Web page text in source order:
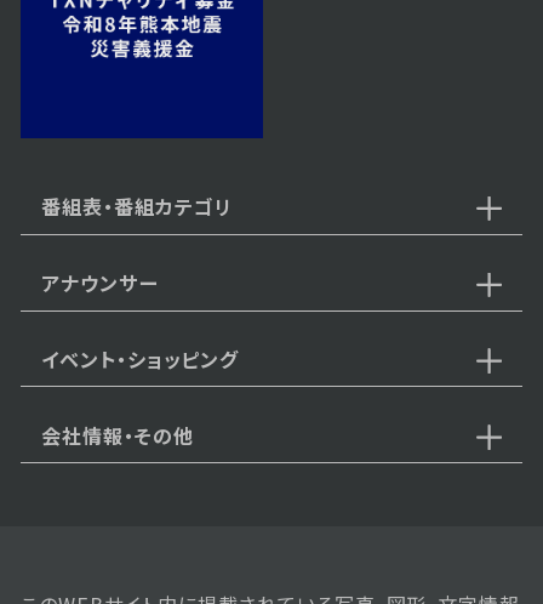
番組表・番組カテゴリ
アナウンサー
イベント・ショッピング
会社情報・その他